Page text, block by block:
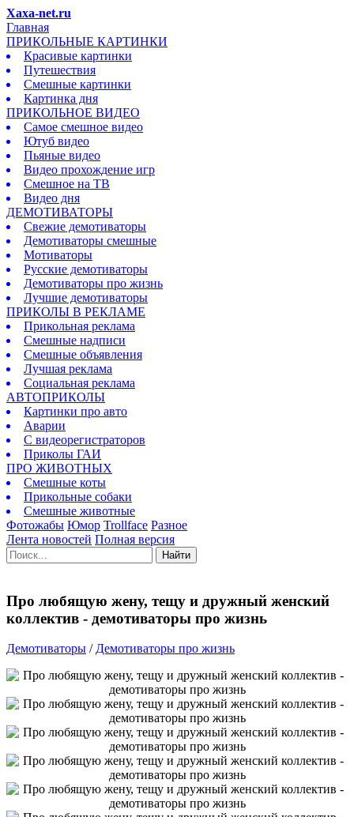
Xaxa-net.ru
Главная
ПРИКОЛЬНЫЕ КАРТИНКИ
Красивые картинки
Путешествия
Смешные картинки
Картинка дня
ПРИКОЛЬНОЕ ВИДЕО
Самое смешное видео
Ютуб видео
Пьяные видео
Видео прохождение игр
Смешное на ТВ
Видео дня
ДЕМОТИВАТОРЫ
Свежие демотиваторы
Демотиваторы смешные
Мотиваторы
Русские демотиваторы
Демотиваторы про жизнь
Лучшие демотиваторы
ПРИКОЛЫ В РЕКЛАМЕ
Прикольная реклама
Смешные надписи
Смешные объявления
Лучшая реклама
Социальная реклама
АВТОПРИКОЛЫ
Картинки про авто
Аварии
С видеорегистраторов
Приколы ГАИ
ПРО ЖИВОТНЫХ
Смешные коты
Прикольные собаки
Смешные животные
Фотожабы Юмор Trollface Разное
Лента новостей Полная версия
Найти
Про любящую жену, тещу и дружный женский
коллектив - демотиваторы про жизнь
Демотиваторы /Демотиваторы про жизнь